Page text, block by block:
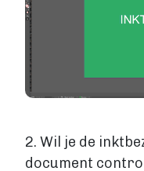
2. Wil je de
document